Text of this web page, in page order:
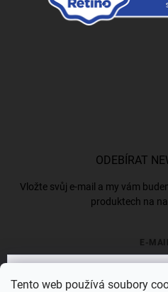
Tento web používá soubory
ODEBÍRAT
Vložte svůj e-mail a my vám
produktech na
E-